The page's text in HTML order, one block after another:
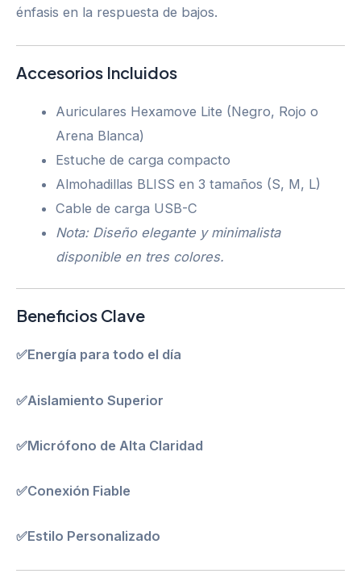
énfasis en la respuesta de bajos.
Accesorios Incluidos
Auriculares Hexamove Lite (Negro, Rojo o
Arena Blanca)
Estuche de carga compacto
Almohadillas BLISS en 3 tamaños (S, M, L)
Cable de carga USB-C
Nota: Diseño elegante y minimalista
disponible en tres colores.
Beneficios Clave
✅Energía para todo el día
✅Aislamiento Superior
✅Micrófono de Alta Claridad
✅Conexión Fiable
✅Estilo Personalizado